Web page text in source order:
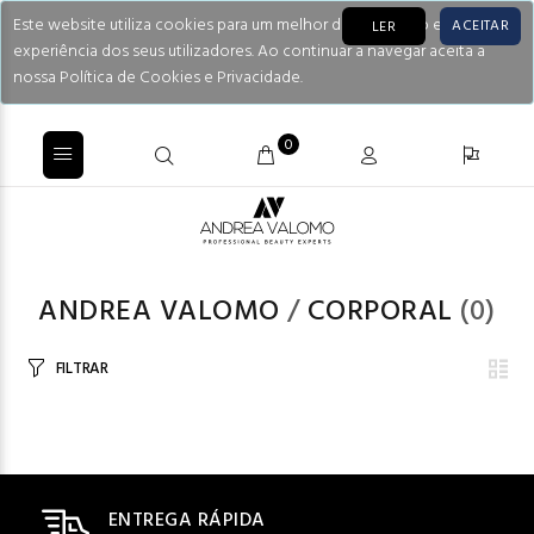
Este website utiliza cookies para um melhor desempenho e
experiência dos seus utilizadores. Ao continuar a navegar aceita a
nossa Política de Cookies e Privacidade.
LER ACEITAR
0
ANDREA VALOMO /CORPORAL (0)
FILTRAR
ENTREGA RÁPIDA